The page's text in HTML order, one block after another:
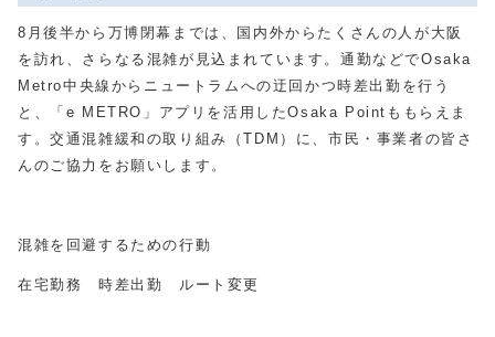
8月後半から万博閉幕までは、国内外からたくさんの人が大阪
を訪れ、さらなる混雑が見込まれています。通勤などでOsaka
Metro中央線からニュートラムへの迂回かつ時差出勤を行う
と、「 e METRO 」アプリを活用したOsaka Point ももらえま
す。交通混雑緩和の取り組み（TDM ）に、市民・事業者の皆さ
んのご協力をお願いします。
混雑を回避するための行動
在宅勤務 時差出勤 ルート変更